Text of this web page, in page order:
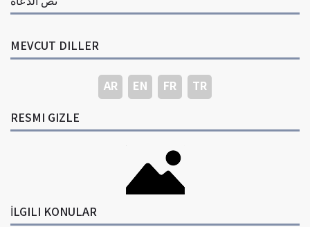
MEVCUT DILLER
AR EN FR
TR
RESMI GIZLE
İLGILI KONULAR